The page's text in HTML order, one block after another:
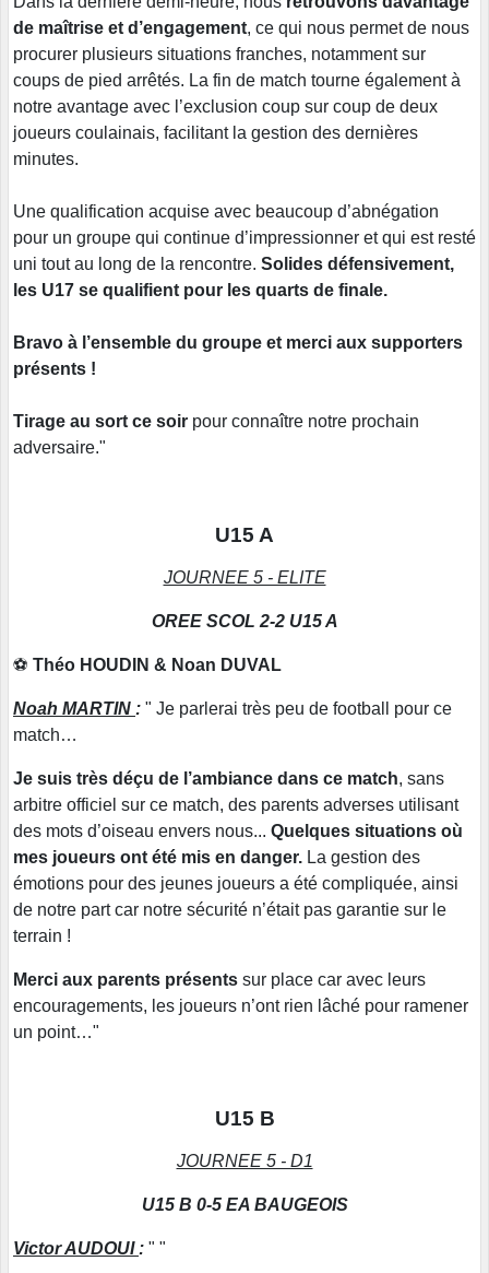
de maîtrise et d’engagement, ce qui nous permet de nous
procurer plusieurs situations franches, notamment sur
coups de pied arrêtés. La fin de match tourne également à
notre avantage avec l’exclusion coup sur coup de deux
joueurs coulainais, facilitant la gestion des dernières
minutes.
Une qualification acquise avec beaucoup d’abnégation
pour un groupe qui continue d’impressionner et qui est resté
uni tout au long de la rencontre. Solides défensivement,
les U17 se qualifient pour les quarts de finale.
Bravo à l’ensemble du groupe et merci aux supporters
présents !
Tirage au sort ce soir pour connaître notre prochain
adversaire."
U15 A
JOURNEE 5 - ELITE
OREE SCOL 2-2 U15 A
⚽ Théo HOUDIN & Noan DUVAL
Noah MARTIN : " Je parlerai très peu de football pour ce
match…
Je suis très déçu de l’ambiance dans ce match, sans
arbitre officiel sur ce match, des parents adverses utilisant
des mots d’oiseau envers nous... Quelques situations où
mes joueurs ont été mis en danger. La gestion des
émotions pour des jeunes joueurs a été compliquée, ainsi
de notre part car notre sécurité n’était pas garantie sur le
terrain !
Merci aux parents présents sur place car avec leurs
encouragements, les joueurs n’ont rien lâché pour ramener
un point…"
U15 B
JOURNEE 5 - D1
U15 B 0-5 EA BAUGEOIS
Victor AUDOUI : " "